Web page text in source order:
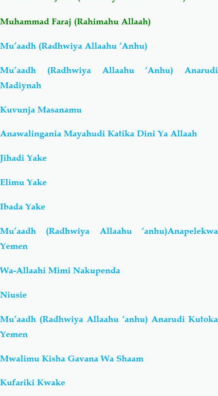
Salaf Wa Ummah Firaq-Makundi
Fiqh-Ibaadah Duaa-Adhkaar
Fataawa Za Ulamaa
Akhlaaq-Aadaab
Familia-Jamii
Mapishi
Muhammad Faraj (Rahimahu Allaah)
Mu’aadh (Radhwiya Allaahu ‘Anhu)
Mu’aadh (Radhwiya Allaahu ‘Anhu) Anarudi
Madiynah
Kuvunja Masanamu
Anawalingania Mayahudi Katika Dini Ya Allaah
Jihadi Yake
Elimu Yake
Ibada Yake
Mu’aadh (Radhwiya Allaahu ‘anhu)Anapelekwa
Yemen
Wa-Allaahi Mimi Nakupenda
Niusie
Mu’aadh (Radhwiya Allaahu ‘anhu) Anarudi Kutoka
Yemen
Mwalimu Kisha Gavana Wa Shaam
Kufariki Kwake